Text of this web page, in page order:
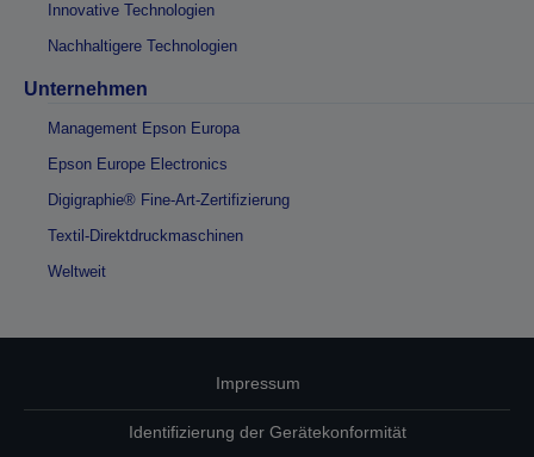
Innovative Technologien
Nachhaltigere Technologien
Unternehmen
Management Epson Europa
Epson Europe Electronics
Digigraphie® Fine-Art-Zertifizierung
Textil-Direktdruckmaschinen
Weltweit
Impressum
Identifizierung der Gerätekonformität